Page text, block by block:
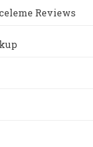
Reviews